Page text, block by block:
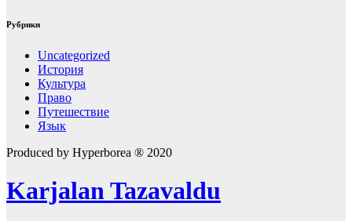
Рубрики
Uncategorized
История
Культура
Право
Путешествие
Язык
Produced by Hyperborea ® 2020
Karjalan Tazavaldu